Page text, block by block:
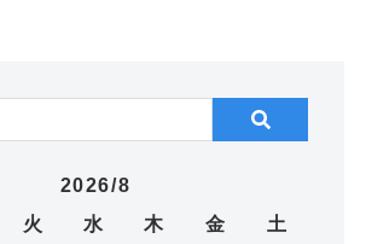
2026/8
火 水 木 金 土